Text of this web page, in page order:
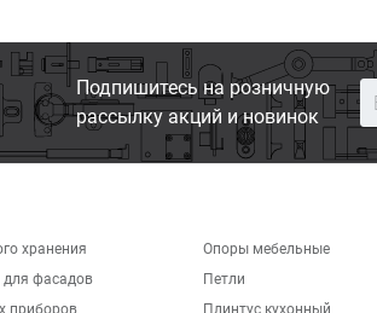
Подпишитесь на розничную
рассылку акций и новинок
хранения
фасадов
приборов
Опоры мебельные
Петли
Плинтус кухонный